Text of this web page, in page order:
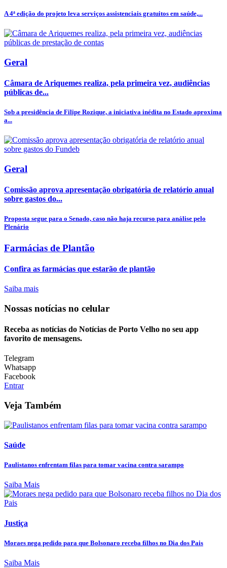
A 4ª edição do projeto leva serviços assistenciais gratuitos em saúde,...
Geral
Câmara de Ariquemes realiza, pela primeira vez, audiências
públicas de...
Sob a presidência de Filipe Rozique, a iniciativa inédita no Estado aproxima
a...
Geral
Comissão aprova apresentação obrigatória de relatório anual
sobre gastos do...
Proposta segue para o Senado, caso não haja recurso para análise pelo
Plenário
Farmácias de Plantão
Confira as farmácias que estarão de plantão
Saiba mais
Nossas notícias no celular
Receba as notícias do Notícias de Porto Velho no seu app
favorito de mensagens.
Telegram
Whatsapp
Facebook
Entrar
Veja Também
Saúde
Paulistanos enfrentam filas para tomar vacina contra sarampo
Saiba Mais
Justiça
Moraes nega pedido para que Bolsonaro receba filhos no Dia dos Pais
Saiba Mais